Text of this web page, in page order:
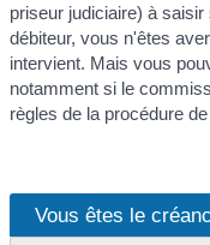
priseur judiciaire) à
débiteur, vous n'êtes
intervient. Mais vous
notamment si le
règles de la procédure
Vous êtes le